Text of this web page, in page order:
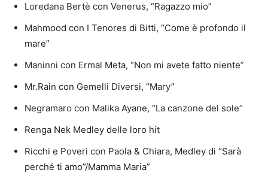
Loredana Bertè con Venerus, “Ragazzo mio”
Mahmood con I Tenores di Bitti, “Come è profondo il
mare”
Maninni con Ermal Meta, “Non mi avete fatto niente”
Mr.Rain con Gemelli Diversi, “Mary”
Negramaro con Malika Ayane, “La canzone del sole”
Renga Nek Medley delle loro hit
Ricchi e Poveri con Paola & Chiara, Medley di “Sarà
perché ti amo”/Mamma Maria”